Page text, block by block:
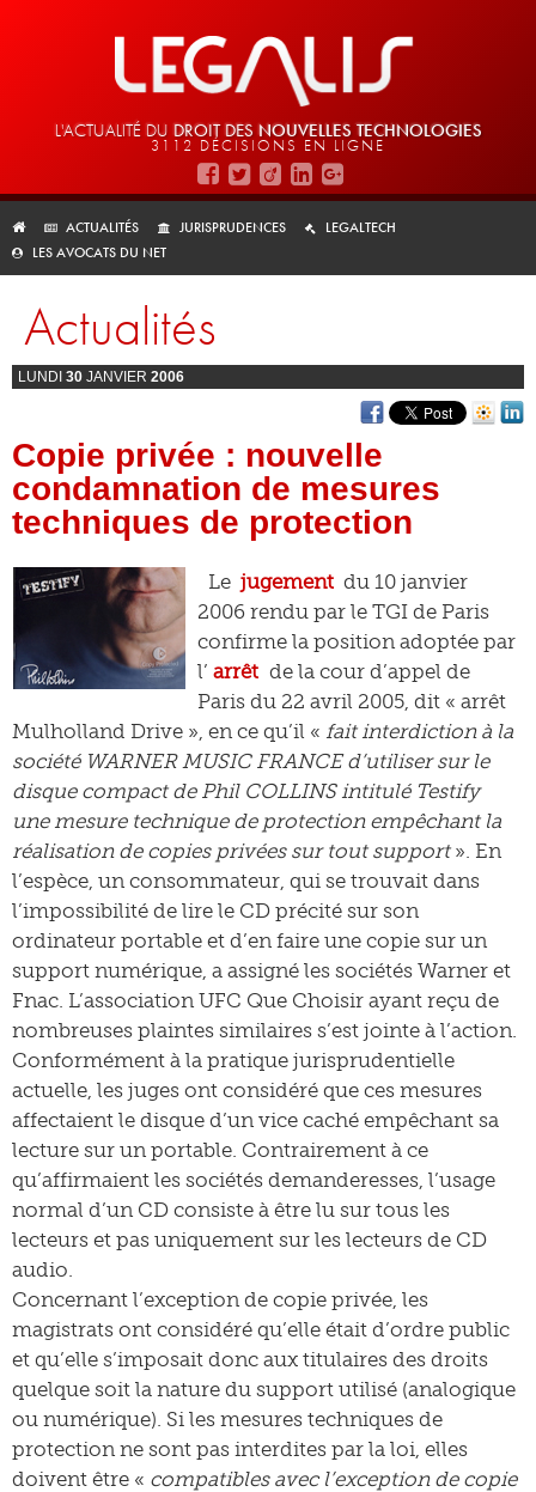
L'ACTUALITÉ DU DROIT DES NOUVELLES TECHNOLOGIES
3112 DÉCISIONS EN LIGNE
ACTUALITÉS JURISPRUDENCES
LEGALTECH
LES AVOCATS DU NET
Actualités
LUNDI 30 JANVIER 2006
Copie privée : nouvelle
condamnation de mesures
techniques de protection
Le jugement du 10 janvier
2006 rendu par le TGI de Paris
confirme la position adoptée par
l’ arrêt de la cour d’appel de
Paris du 22 avril 2005, dit « arrêt
Mulholland Drive », en ce qu’il « fait interdiction à la
société WARNER MUSIC FRANCE d’utiliser sur le
disque compact de Phil COLLINS intitulé Testify
une mesure technique de protection empêchant la
réalisation de copies privées sur tout support». En
l’espèce, un consommateur, qui se trouvait dans
l’impossibilité de lire le CD précité sur son
ordinateur portable et d’en faire une copie sur un
support numérique, a assigné les sociétés Warner et
Fnac. L’association UFC Que Choisir ayant reçu de
nombreuses plaintes similaires s’est jointe à l’action.
Conformément à la pratique jurisprudentielle
actuelle, les juges ont considéré que ces mesures
affectaient le disque d’un vice caché empêchant sa
lecture sur un portable. Contrairement à ce
qu’affirmaient les sociétés demanderesses, l’usage
normal d’un CD consiste à être lu sur tous les
lecteurs et pas uniquement sur les lecteurs de CD
audio.
Concernant l’exception de copie privée, les
magistrats ont considéré qu’elle était d’ordre public
et qu’elle s’imposait donc aux titulaires des droits
quelque soit la nature du support utilisé (analogique
ou numérique). Si les mesures techniques de
protection ne sont pas interdites par la loi, elles
doivent être « compatibles avec l’exception de copie